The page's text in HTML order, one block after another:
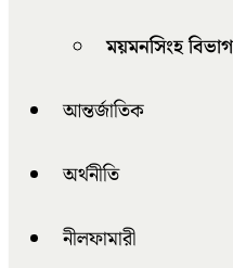
ময়মনসিংহ বিভাগ
আন্তর্জাতিক
অর্থনীতি
নীলফামারী